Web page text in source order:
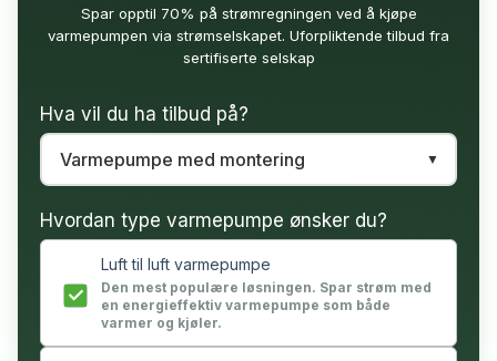
Spar opptil 70% på strømregningen ved å kjøpe
varmepumpen via strømselskapet. Uforpliktende tilbud fra
sertifiserte selskap
Hva vil du ha tilbud på?
Hvordan type varmepumpe ønsker du?
Luft til luft varmepumpe
Den mest populære løsningen. Spar strøm med
en energieffektiv varmepumpe som både
varmer og kjøler.